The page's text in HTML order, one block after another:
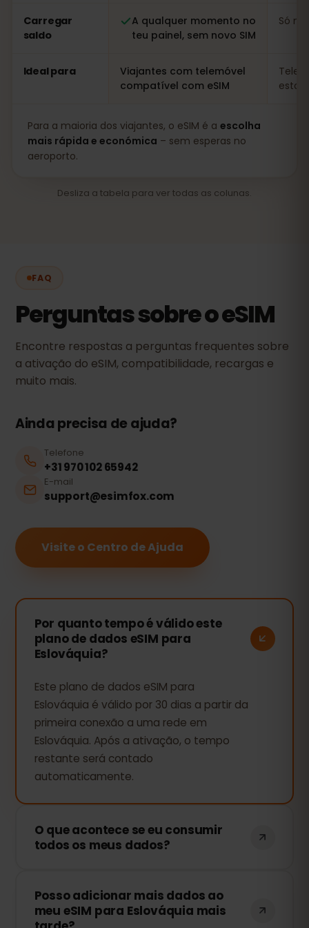
Carregar
saldo
A qualquer momento no
teu painel, sem novo SIM
Só
Ideal para
Viajantes com telemóvel
compatível com eSIM
Para a maioria dos viajantes, o eSIM é a escolha
mais rápida e económica – sem esperas no
aeroporto.
Desliza a tabela para ver todas as colunas.
FAQ
Perguntas sobre o eSIM
Encontre respostas a perguntas frequentes sobre
a ativação do eSIM, compatibilidade, recargas e
muito mais.
Ainda precisa de ajuda?
Telefone
+31 970 102 65942
E-mail
support@esimfox.com
Visite o Centro de Ajuda
Por quanto tempo é válido este
plano de dados eSIM para
Eslováquia?
Este plano de dados eSIM para
Eslováquia é válido por 30 dias a partir da
primeira conexão a uma rede em
Eslováquia. Após a ativação, o tempo
restante será contado
automaticamente.
O que acontece se eu consumir
todos os meus dados?
dados, sua conexão será interrompida.
Você pode recarregar facilmente sua
Posso adicionar mais dados ao
meu eSIM para Eslováquia mais